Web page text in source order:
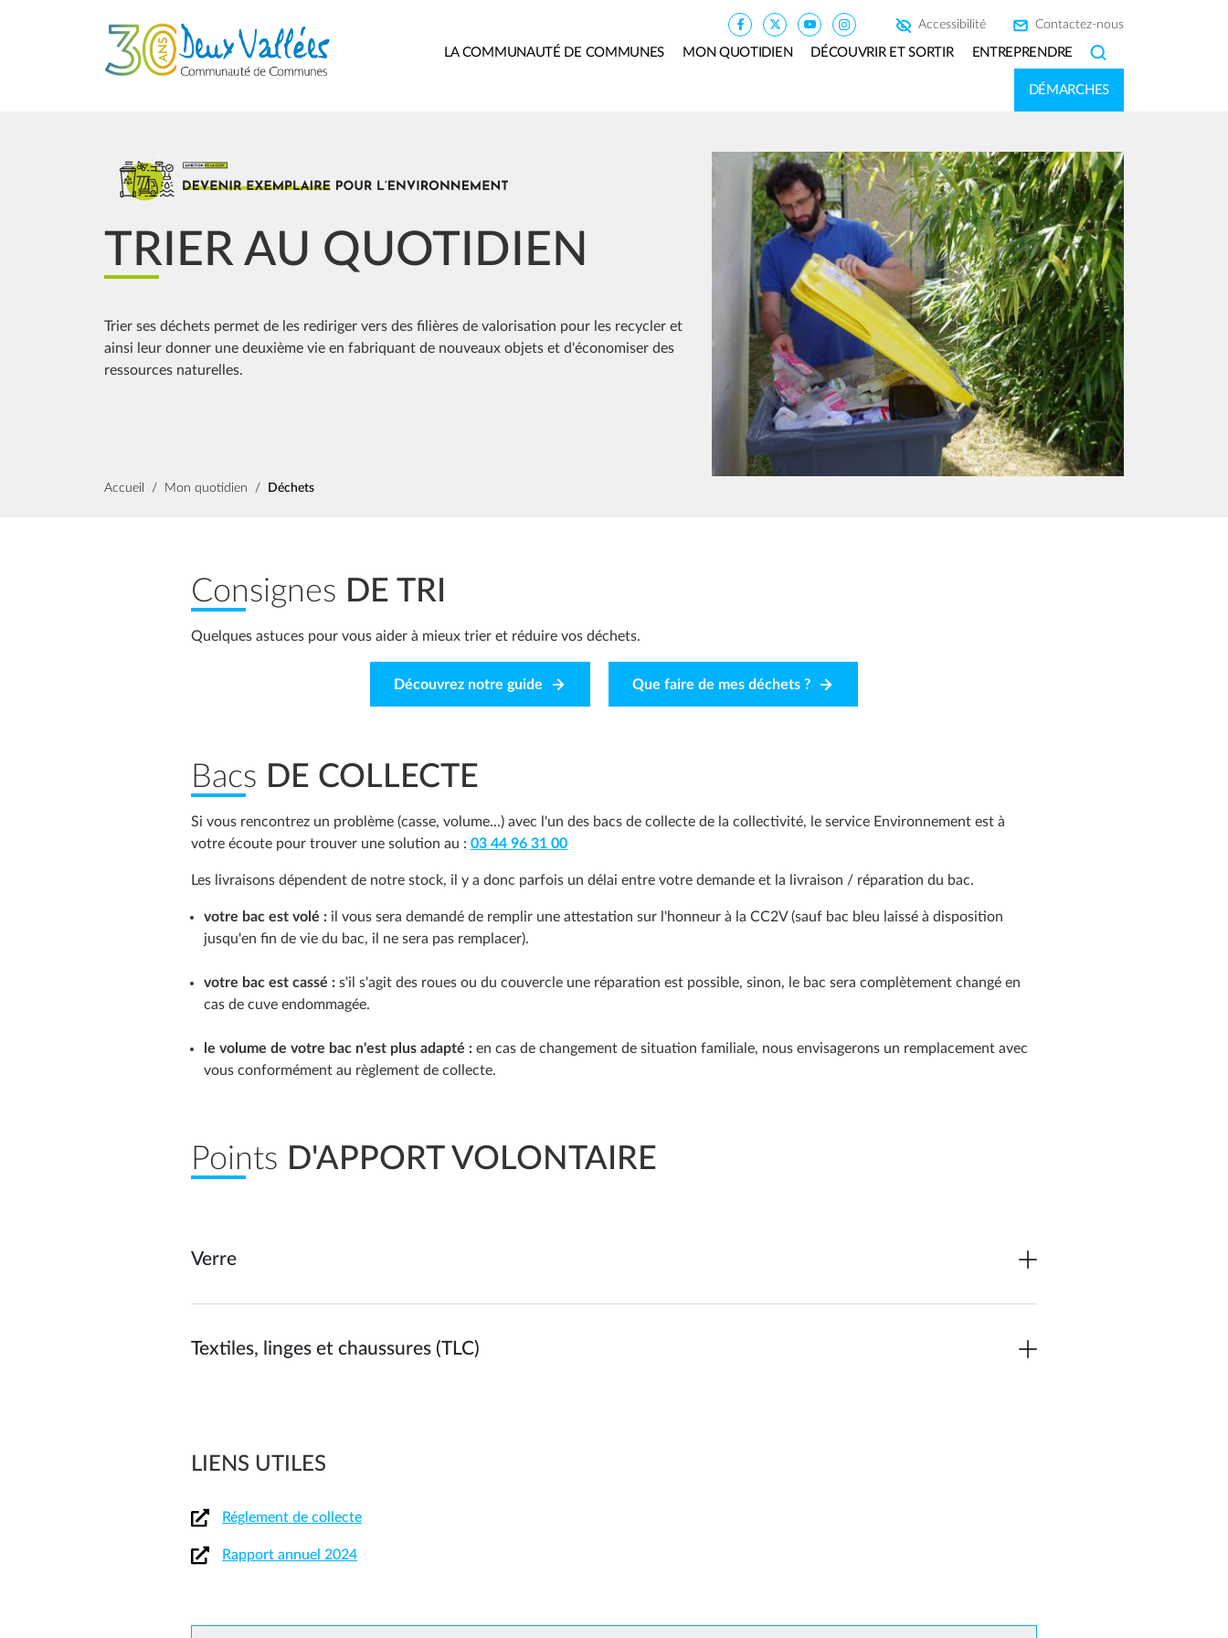
Accessibilité Contactez-nous
LA COMMUNAUTÉ DE COMMUNES MON QUOTIDIEN DÉCOUVRIR ET SORTIR ENTREPRENDRE SEARCH
DÉMARCHES
Image
TRIER AU QUOTIDIEN
Trier ses déchets permet de les rediriger vers des filières de valorisation pour les recycler et
ainsi leur donner une deuxième vie en fabriquant de nouveaux objets et d'économiser des
ressources naturelles.
Fil d'Ariane
Accueil Mon quotidien Déchets
Consignes DE TRI
Quelques astuces pour vous aider à mieux trier et réduire vos déchets.
Découvrez notre guide Que faire de mes déchets ?
Bacs DE COLLECTE
Si vous rencontrez un problème (casse, volume...) avec l'un des bacs de collecte de la collectivité, le service Environnement est à
votre écoute pour trouver une solution au : 03 44 96 31 00
Les livraisons dépendent de notre stock, il y a donc parfois un délai entre votre demande et la livraison / réparation du bac.
votre bac est volé : il vous sera demandé de remplir une attestation sur l'honneur à la CC2V (sauf bac bleu laissé à disposition
jusqu'en fin de vie du bac, il ne sera pas remplacer).
votre bac est cassé : s'il s'agit des roues ou du couvercle une réparation est possible, sinon, le bac sera complètement changé en
cas de cuve endommagée.
le volume de votre bac n'est plus adapté : en cas de changement de situation familiale, nous envisagerons un remplacement avec
vous conformément au règlement de collecte.
Points D'APPORT VOLONTAIRE
Verre
Textiles, linges et chaussures (TLC)
LIENS UTILES
Réglement de collecte
Rapport annuel 2024